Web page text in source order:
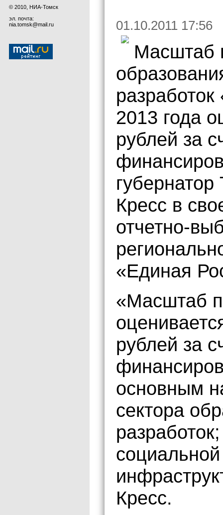
© 2010, НИА-Томск
эл. почта:
nia.tomsk@mail.ru
01.10.2011 17:56
Масштаб
2013 года
рублей за
Кресс в
отчетно-
«Единая
«Масштаб
рублей за
основным
сектора
Кресс.